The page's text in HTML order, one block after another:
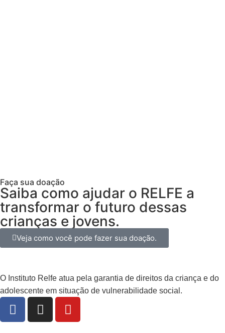
Faça sua doação
Saiba como ajudar o RELFE a
transformar o futuro dessas
crianças e jovens.
Veja como você pode fazer sua doação.
O Instituto Relfe atua pela garantia de direitos da criança e do
adolescente em situação de vulnerabilidade social.